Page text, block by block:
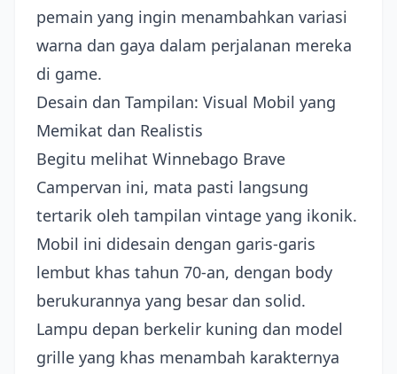
pemain yang ingin menambahkan variasi
warna dan gaya dalam perjalanan mereka
di game.
Desain dan Tampilan: Visual Mobil yang
Memikat dan Realistis
Begitu melihat Winnebago Brave
Campervan ini, mata pasti langsung
tertarik oleh tampilan vintage yang ikonik.
Mobil ini didesain dengan garis-garis
lembut khas tahun 70-an, dengan body
berukurannya yang besar dan solid.
Lampu depan berkelir kuning dan model
grille yang khas menambah karakternya